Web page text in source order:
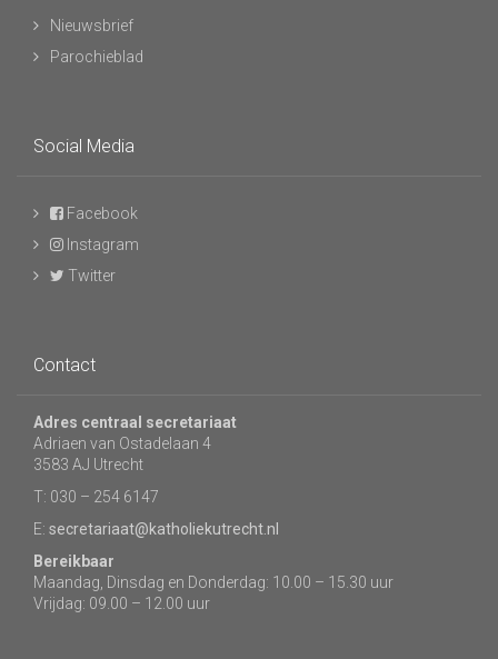
Nieuwsbrief
Parochieblad
Social Media
Facebook
Instagram
Twitter
Contact
Adres centraal secretariaat
Adriaen van Ostadelaan 4
3583 AJ Utrecht
T: 030 – 254 6147
E: secretariaat@katholiekutrecht.nl
Bereikbaar
Maandag, Dinsdag en Donderdag: 10.00 – 15.30 uur
Vrijdag: 09.00 – 12.00 uur